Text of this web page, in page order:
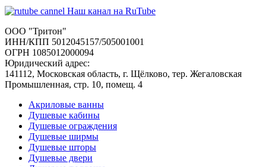
Наш канал на RuTube
ООО "Тритон"
ИНН/КПП 5012045157/505001001
ОГРН 1085012000094
Юридический адрес:
141112, Московская область, г. Щёлково, тер. Жегаловская
Промышленная, стр. 10, помещ. 4
Акриловые ванны
Душевые кабины
Душевые ограждения
Душевые ширмы
Душевые шторы
Душевые двери